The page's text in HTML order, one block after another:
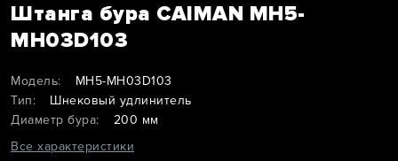
Штанга бура CAIMAN MH5-
MH03D103
Модель:
MH5-MH03D103
Тип:
Шнековый удлинитель
Диаметр бура:
200 мм
Все характеристики